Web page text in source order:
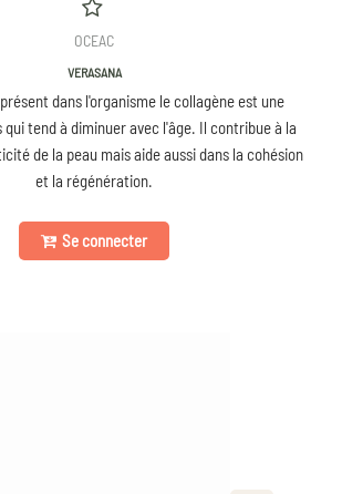
OCEAC
VERASANA
dans l'organisme le collagène est une
tend à diminuer avec l'âge. Il contribue à la
de la peau mais aide aussi dans la cohésion
et la régénération.
Se connecter